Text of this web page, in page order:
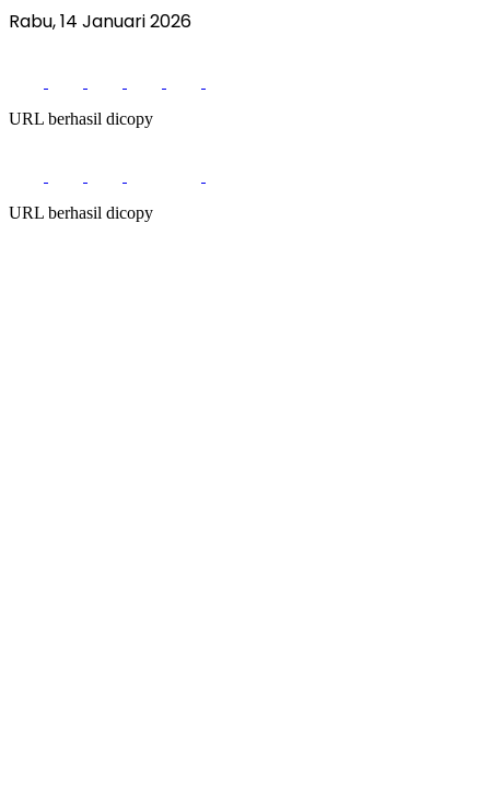
Rabu, 14 Januari 2026
URL berhasil dicopy
URL berhasil dicopy